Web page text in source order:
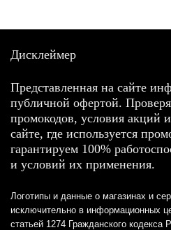
Дисклеймер
Представленная на сайте
публичной офертой.
промокодов, условия акций
сайте, где используется
гарантируем 100%
и условий их применения.
Логотипы и данные о магазинах и
исключительно в информационных
статьей 1274 Гражданского